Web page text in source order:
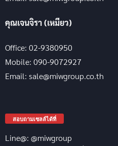
คุณเจนจิรา (เหมียว)
Office: 02-9380950
Mobile: 090-9072927
Email: sale@miwgroup.co.th
สอบถามเซลล์ได้ที่
Line@: @miwgroup